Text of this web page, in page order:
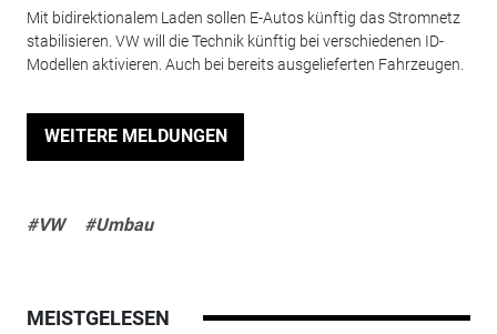
Mit bidirektionalem Laden sollen E-Autos künftig das Stromnetz
stabilisieren. VW will die Technik künftig bei verschiedenen ID-
Modellen aktivieren. Auch bei bereits ausgelieferten Fahrzeugen.
WEITERE MELDUNGEN
#VW #Umbau
MEISTGELESEN